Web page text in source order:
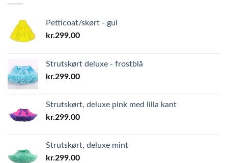
Petticoat/skørt - gul
kr.299.00
Strutskørt deluxe - frostblå
kr.299.00
Strutskørt, deluxe pink med lilla kant
kr.299.00
Strutskørt, deluxe mint
kr.299.00